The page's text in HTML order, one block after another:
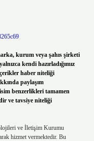
kurum veya şahıs şirketi
kendi hazırladığımız
haber niteliği
paylaşım
benzerlikleri tamamen
ve tavsiye niteliği
ve İletişim Kurumu
hizmet vermektedir. Bu